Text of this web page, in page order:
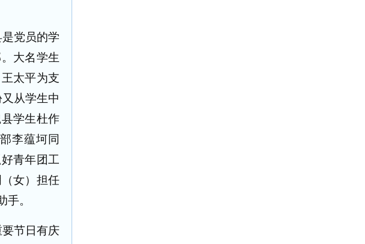
党员的学
大名学生
太平为支
从学生中
学生杜作
李蕴坷同
青年团工
女）担任
。
节日有庆